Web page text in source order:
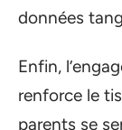
données
Enfin,
renforce le
parents se